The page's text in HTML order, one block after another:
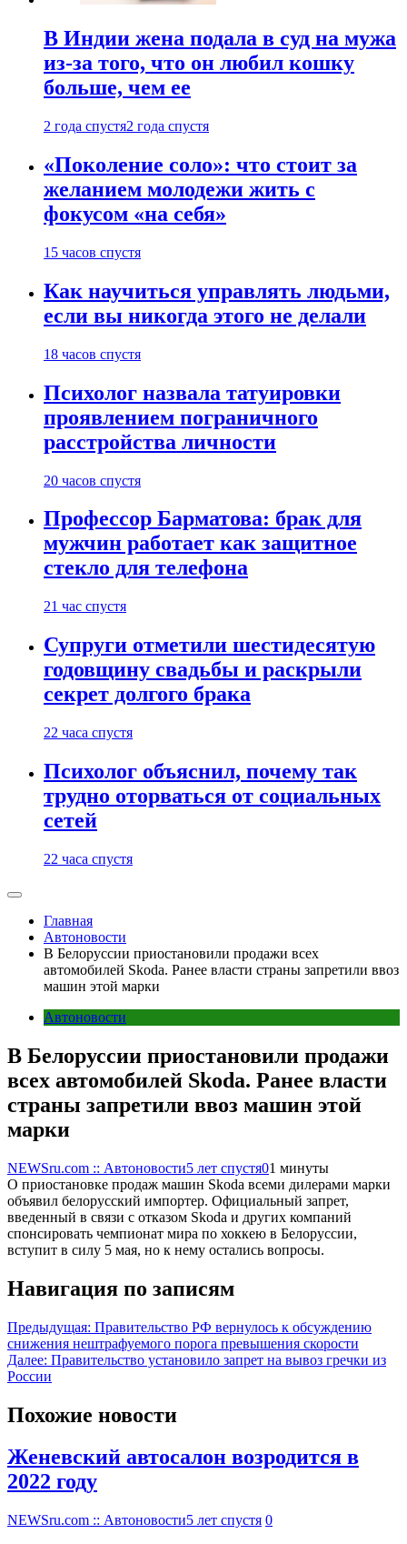
В Индии жена подала в суд на мужа
из-за того, что он любил кошку
больше, чем ее
2 года спустя2 года спустя
«Поколение соло»: что стоит за
желанием молодежи жить с
фокусом «на себя»
15 часов спустя
Как научиться управлять людьми,
если вы никогда этого не делали
18 часов спустя
Психолог назвала татуировки
проявлением пограничного
расстройства личности
20 часов спустя
Профессор Барматова: брак для
мужчин работает как защитное
стекло для телефона
21 час спустя
Супруги отметили шестидесятую
годовщину свадьбы и раскрыли
секрет долгого брака
22 часа спустя
Психолог объяснил, почему так
трудно оторваться от социальных
сетей
22 часа спустя
Главная
Автоновости
В Белоруссии приостановили продажи всех
автомобилей Skoda. Ранее власти страны запретили ввоз
машин этой марки
Автоновости
В Белоруссии приостановили продажи
всех автомобилей Skoda. Ранее власти
страны запретили ввоз машин этой
марки
NEWSru.com :: Автоновости5 лет спустя01 минуты
О приостановке продаж машин Skoda всеми дилерами марки
объявил белорусский импортер. Официальный запрет,
введенный в связи с отказом Skoda и других компаний
спонсировать чемпионат мира по хоккею в Белоруссии,
вступит в силу 5 мая, но к нему остались вопросы.
Навигация по записям
Предыдущая: Правительство РФ вернулось к обсуждению
снижения нештрафуемого порога превышения скорости
Далее: Правительство установило запрет на вывоз гречки из
России
Похожие новости
Женевский автосалон возродится в
2022 году
NEWSru.com :: Автоновости5 лет спустя 0